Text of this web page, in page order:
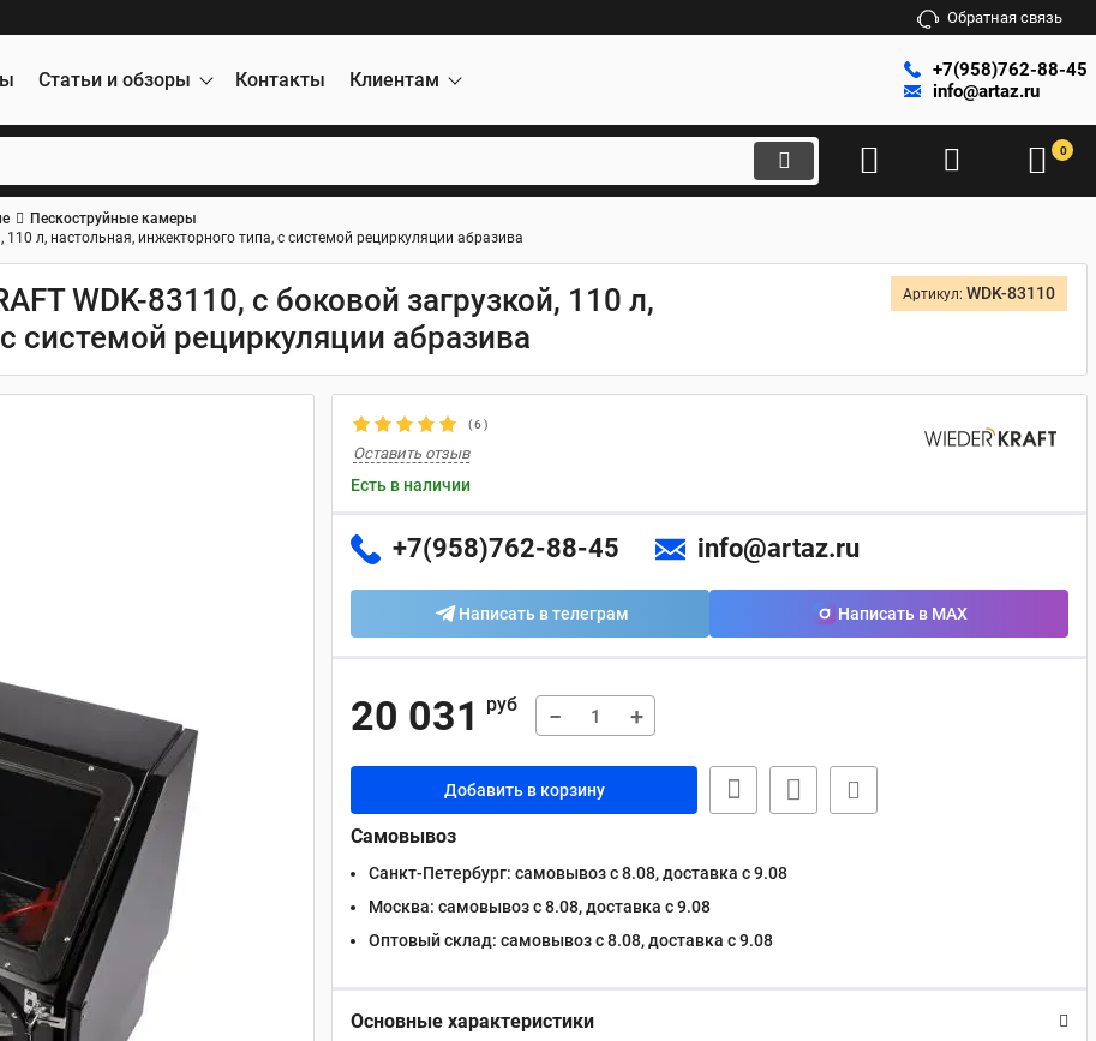
Обратная связь
Статьи и обзоры Контакты Клиентам
+7(958)762-88-45
info@artaz.ru
0
Пескоструйные камеры
110 л, настольная, инжекторного типа, с системой рециркуляции абразива
WDK-83110, с боковой загрузкой, 110 л,
системой рециркуляции абразива
Артикул: WDK-83110
(6)
Оставить отзыв
Есть в наличии
+7(958)762-88-45 info@artaz.ru
Написать в телеграм Написать в MAX
20 031 руб − +
Добавить в корзину
Самовывоз
Санкт-Петербург: самовывоз с 8.08, доставка c 9.08
Москва: самовывоз с 8.08, доставка c 9.08
Оптовый склад: самовывоз с 8.08, доставка c 9.08
Основные характеристики